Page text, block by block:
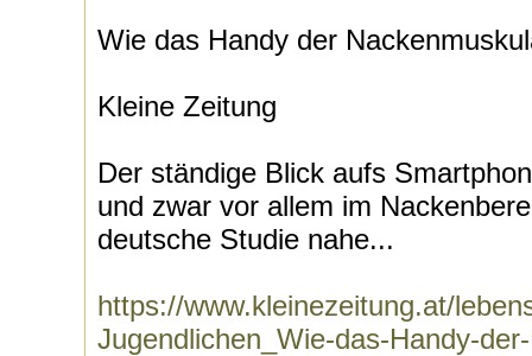
Wie das Handy der
Kleine Zeitung
Der ständige Blick aufs
und zwar vor allem im
deutsche Studie nahe...
https://www.kleinezeitung.at/
Jugendlichen_Wie-das-Handy-